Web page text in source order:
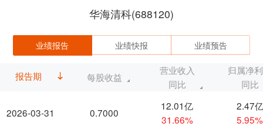
华海清科(688120)
业绩报告 业绩快报 业绩预告
报告期
2026-03-31
每股收益
营业收入
同比
归属净
同比
0.7000
12.01亿
31.66%
2.47亿
5.95%